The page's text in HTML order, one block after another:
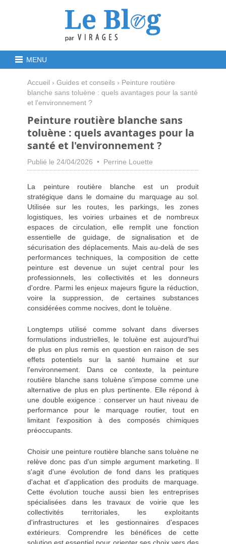
MENU
Accueil › Guides et conseils › Peinture routière
blanche sans toluène : quels avantages pour la santé
et l'environnement ?
Peinture routière blanche sans
toluène : quels avantages pour la
santé et l'environnement ?
Publié le 24/04/2026 • Perrine Louette
La peinture routière blanche est un produit
stratégique dans le domaine du marquage au sol.
Utilisée sur les routes, les parkings, les zones
logistiques, les voiries urbaines et de nombreux
espaces de circulation, elle remplit une fonction
essentielle de guidage, de signalisation et de
sécurisation des déplacements. Mais au-delà de ses
performances techniques, la composition de cette
peinture est devenue un sujet central pour les
professionnels, les collectivités et les donneurs
d'ordre. Parmi les enjeux majeurs figure la réduction,
voire la suppression, de certaines substances
considérées comme nocives, dont le toluène.
Longtemps utilisé comme solvant dans diverses
formulations industrielles, le toluène est aujourd'hui
de plus en plus remis en question en raison de ses
effets potentiels sur la santé humaine et sur
l'environnement. Dans ce contexte, la peinture
routière blanche sans toluène s'impose comme une
alternative de plus en plus pertinente. Elle répond à
une double exigence : conserver un haut niveau de
performance pour le marquage routier, tout en
limitant l'exposition à des composés chimiques
préoccupants.
Choisir une peinture routière blanche sans toluène ne
relève donc pas d'un simple argument marketing. Il
s'agit d'une évolution de fond dans les pratiques
d'achat et d'application des produits de marquage.
Cette évolution touche aussi bien les entreprises
spécialisées dans les travaux de voirie que les
collectivités territoriales, les exploitants
d'infrastructures et les gestionnaires d'espaces
extérieurs. Comprendre les bénéfices de cette